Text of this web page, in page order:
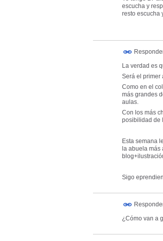
escucha y
resto escucha
La verdad es
Será el primer
Como en el
más grandes
aulas.
Con los más
posibilidad de
Esta semana
la abuela más
Sigo
¿Cómo van a